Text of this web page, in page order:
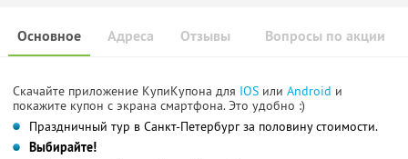
Основное Отзывы Вопросы по акции
Адреса
Скачайте приложение КупиКупона для IOS или Android и
покажите купон с экрана смартфона. Это удобно :)
Праздничный тур в Санкт-Петербург за половину стоимости.
Выбирайте!